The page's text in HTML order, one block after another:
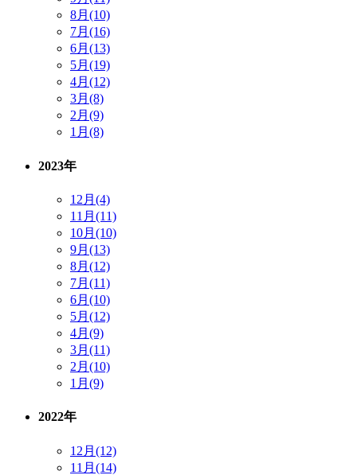
8月(10)
7月(16)
6月(13)
5月(19)
4月(12)
3月(8)
2月(9)
1月(8)
2023年
12月(4)
11月(11)
10月(10)
9月(13)
8月(12)
7月(11)
6月(10)
5月(12)
4月(9)
3月(11)
2月(10)
1月(9)
2022年
12月(12)
11月(14)